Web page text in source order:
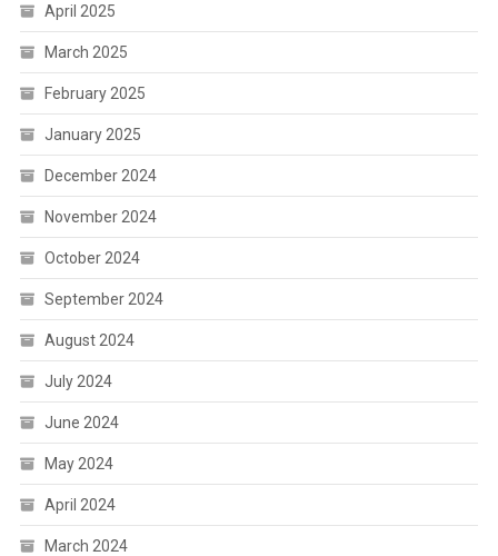
April 2025
March 2025
February 2025
January 2025
December 2024
November 2024
October 2024
September 2024
August 2024
July 2024
June 2024
May 2024
April 2024
March 2024